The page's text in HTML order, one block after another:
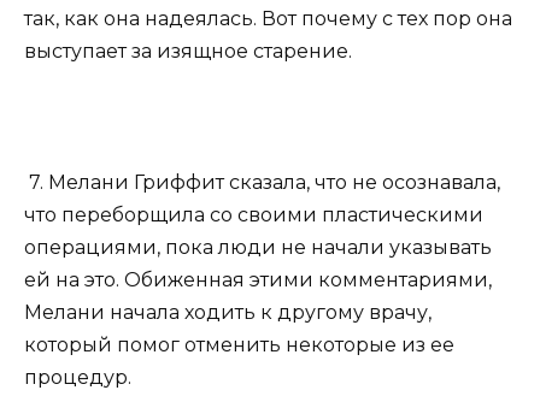
так, как она надеялась. Вот почему с тех пор она
выступает за изящное старение.
7. Мелани Гриффит сказала, что не осознавала,
что переборщила со своими пластическими
операциями, пока люди не начали указывать
ей на это. Обиженная этими комментариями,
Мелани начала ходить к другому врачу,
который помог отменить некоторые из ее
процедур.